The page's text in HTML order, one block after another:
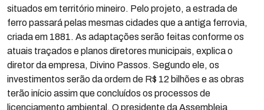
situados em território mineiro. Pelo projeto, a estrada de
ferro passará pelas mesmas cidades que a antiga ferrovia,
criada em 1881. As adaptações serão feitas conforme os
atuais traçados e planos diretores municipais, explica o
diretor da empresa, Divino Passos. Segundo ele, os
investimentos serão da ordem de R$ 12 bilhões e as obras
terão início assim que concluídos os processos de
licenciamento ambiental. O presidente da Assembleia